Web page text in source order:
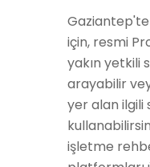
için, resmi
yakın yetkili
arayabilir
yer alan ilgili
işletme